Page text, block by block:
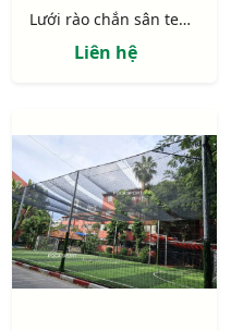
Lưới rào chắn sân tennis
Liên hệ